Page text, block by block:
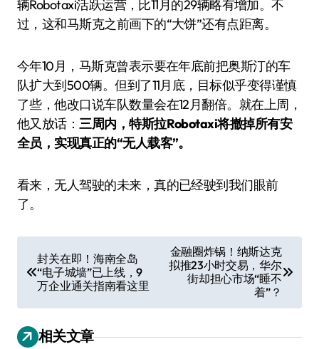
辆Robotaxi活跃运营，比11月的29辆略有增加。不
过，这和马斯克之前画下的“大饼”还有点距离。
今年10月，马斯克曾表示要在年底前把奥斯汀的车
队扩大到500辆。但到了11月底，目标似乎变得谨慎
了些，他改口说车队数量会在12月翻倍。就在上周，
他又放话：三周内，特斯拉Robotaxi将撤掉所有安
全员，实现真正的“无人载客”。
看来，无人驾驶的未来，真的已经驶到我们眼前
了。
章
封关在即！海南全岛
“电子城墙”已上线，9
万企业通关指南看这里
金融圈炸锅！纳斯达克
拟推23小时交易，华尔
街却担心市场“睡不
着”？
相关文章